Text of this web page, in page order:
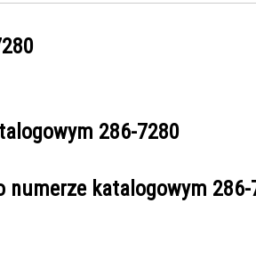
286-7280
numerze katalogowym 286-